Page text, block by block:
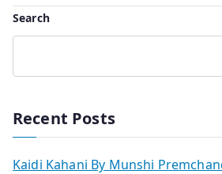
Search
Recent Posts
Kaidi Kahani By Munshi